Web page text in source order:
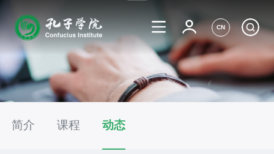
CN
简介 课程 动态